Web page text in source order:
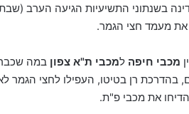
בשנתוני התשיעיות הגיעה הערב
מכבי חיפה למכבי ת"א צפון במה שכבר
בהדרכת רן בטיטו, העפילו לחצי הגמר
את מכבי פ"ת.